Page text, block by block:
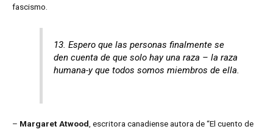
fascismo.
13. Espero que las personas finalmente se
den cuenta de que solo hay una raza – la raza
humana-y que todos somos miembros de ella.
– Margaret Atwood , escritora canadiense autora de “El cuento de